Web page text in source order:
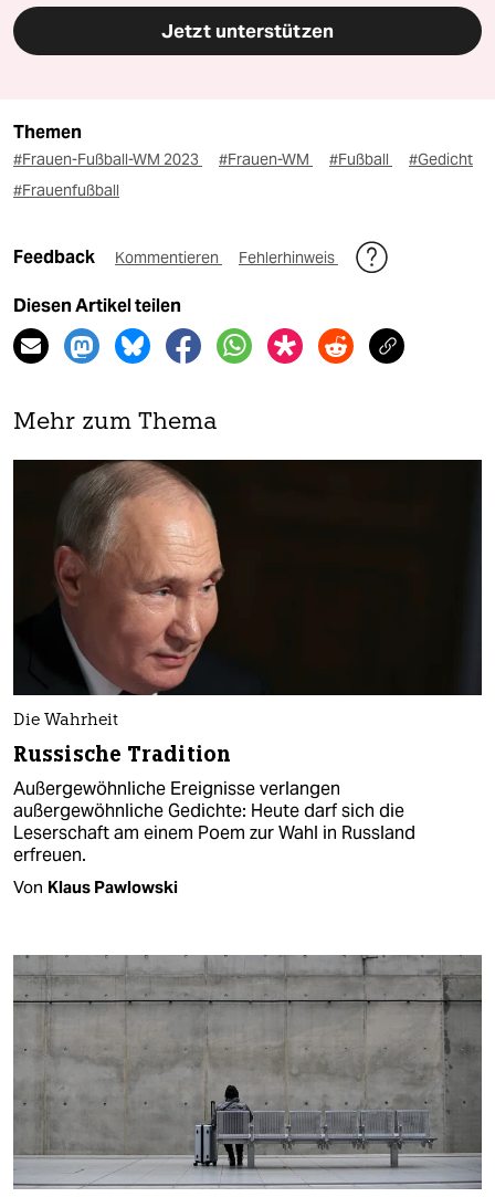
Jetzt unterstützen
Themen
#Frauen-Fußball-WM 2023 #Frauen-WM #Fußball
#Gedicht
#Frauenfußball
Feedback Kommentieren Fehlerhinweis
Diesen Artikel teilen
Mehr zum Thema
Die Wahrheit
Russische Tradition
Außergewöhnliche Ereignisse verlangen
außergewöhnliche Gedichte: Heute darf sich die
Leserschaft am einem Poem zur Wahl in Russland
erfreuen.
Von Klaus Pawlowski